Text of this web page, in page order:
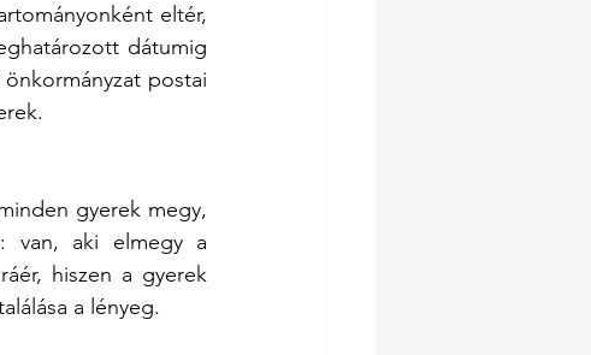
eltér,
dátumig
postai
gyerek megy,
van, aki elmegy a
hiszen a gyerek
a lényeg.